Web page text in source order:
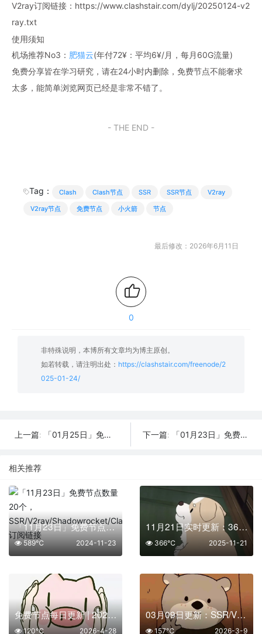
V2ray订阅链接：https://www.clashstair.com/dylj/20250124-v2
ray.txt
使用须知
机场推荐No3： 肥猫云(年付72¥：平均6¥/月，每月60G流量)
免费分享皆在学习研究，请在24小时内删除，免费节点不能奢求
太多，能简单浏览网页已经是非常不错了。
- THE END -
Tag： Clash Clash节点 SSR SSR节点
V2ray
V2ray节点
免费节点 小火箭 节点
最后修改：2026年6月11日
0
非特殊说明，本博所有文章均为博主原创。
如若转载，请注明出处： https://clashstair.com/freenode/2
025-01-24/
上一篇: 「01月25日」免费节点数量18个，SSR/V2ray/Shadowrocket/Clash订阅链接 下一篇: 「01月23日」免费节点数量28个，SSR/V2ray/Shadowrocket/Clash订阅链接
相关推荐
「11月23日」免费节点数量20个，SSR/V2ray/Shadowrocket/Clash订阅链接
2024-11-23
589℃
11月21日实时更新：36条可用SSR/V2Ray/Clash节点
2025-11-21
366℃
免费节点每日更新 | 2026年04月28日SSR/V2Ray/Clash可用订阅
2026-4-28
120℃
03月09日更新：SSR/V2Ray/Clash可用节点24条分享
2026-3-9
157℃